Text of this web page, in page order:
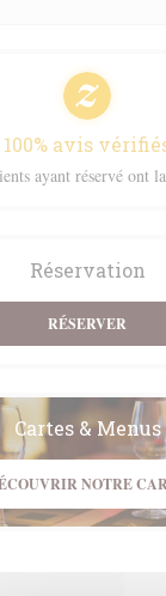
100% avis
ayant réservé ont
Réservation
RÉSERVER
Cartes & Menus
NOTRE